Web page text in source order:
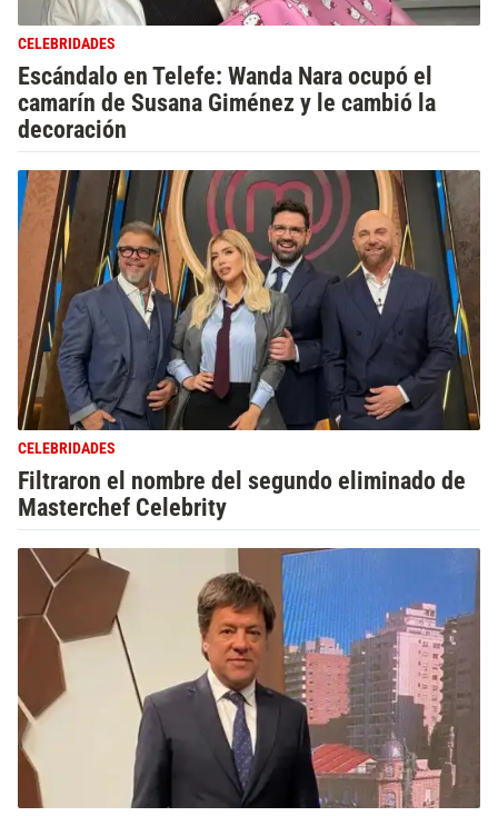
CELEBRIDADES
Escándalo en Telefe: Wanda Nara ocupó el
camarín de Susana Giménez y le cambió la
decoración
CELEBRIDADES
Filtraron el nombre del segundo eliminado de
Masterchef Celebrity